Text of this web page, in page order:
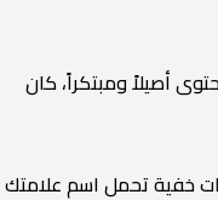
أصيلاً ومبتكراً، كان
خفية تحمل اسم علامتك